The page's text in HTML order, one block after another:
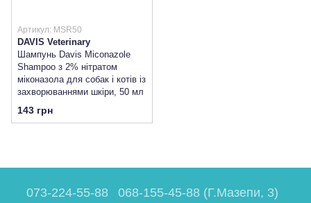
Артикул: MSR50
DAVIS Veterinary
Шампунь Davis Miconazole
Shampoo з 2% нітратом
міконазола для собак і котів із
захворюваннями шкіри, 50 мл
143 грн
073-224-55-88 068-155-45-88 (Г.Мазепи, 3)